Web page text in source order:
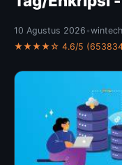
10 Agustus 2026 •
★★★★☆ 4.6/5 (653834